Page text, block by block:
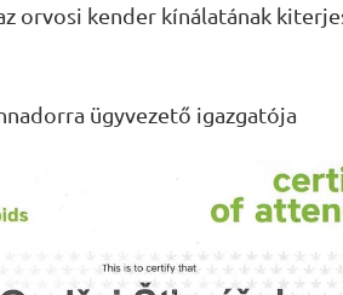
orvosi kender kínálatának
ügyvezető igazgatója